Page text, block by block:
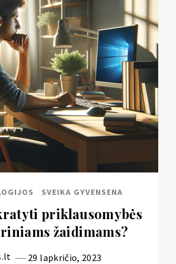
SVEIKA GYVENSENA
priklausomybės
žaidimams?
29 lapkričio, 2023